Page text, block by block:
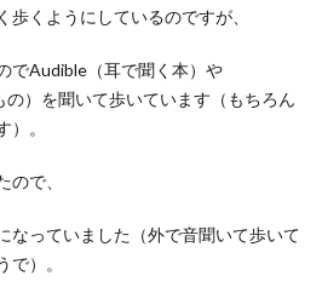
くようにしているのですが、
でAudible（耳で聞く本）や
）を聞いて歩いています（もちろん
。
で、
なっていました（外で音聞いて歩いて
）。